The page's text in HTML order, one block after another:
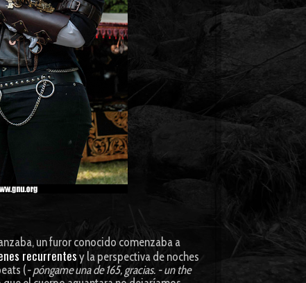
un furor conocido comenzaba a
recurrentes y la perspectiva de noches
(- póngame una de 165, gracias. - un the